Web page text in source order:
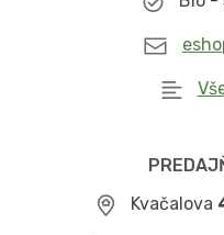
Kvačalova